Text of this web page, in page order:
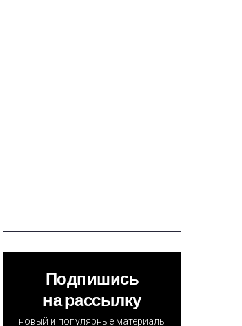
Подпишись
на рассылку
новый и популярные материалы